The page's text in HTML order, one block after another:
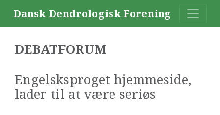
Dansk Dendrologisk Forening
DEBATFORUM
Engelsksproget hjemmeside,
lader til at være seriøs